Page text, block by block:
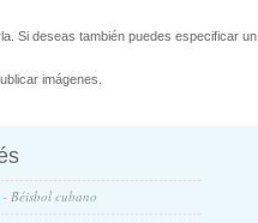
Si deseas también puedes especificar un
imágenes.
- Béisbol cubano